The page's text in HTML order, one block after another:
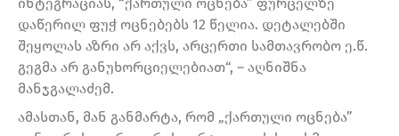
დაწერილ ფუჭ ოცნებებს 12 წელია. დეტალებში
შეყოლას აზრი არ აქვს, არცერთი სამთავრობო ე.წ.
გეგმა არ განუხორციელებიათ“, – აღნიშნა
მანჯგალაძემ.
ამასთან, მან განმარტა, რომ „ქართული ოცნება”